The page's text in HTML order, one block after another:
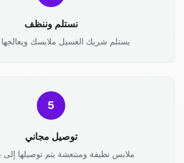
نستلم وننظف
يستلم شريك الغسيل ملابسك ويعالجها
5
توصيل مجاني
ملابس نظيفة ومنتعشة يتم توصيلها إلى